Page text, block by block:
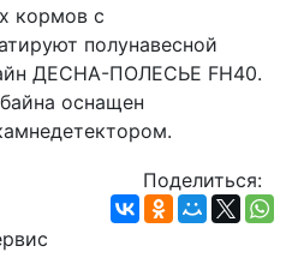
кормов с
полунавесной
ДЕСНА-ПОЛЕСЬЕ FH40.
оснащен
Поделиться: